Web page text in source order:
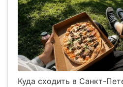
Куда сходить в Санкт-